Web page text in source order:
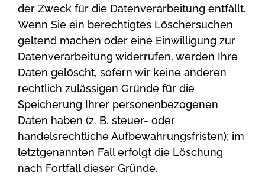
der Zweck für die Datenverarbeitung entfällt.
Wenn Sie ein berechtigtes Löschersuchen
geltend machen oder eine Einwilligung zur
Datenverarbeitung widerrufen, werden Ihre
Daten gelöscht, sofern wir keine anderen
rechtlich zulässigen Gründe für die
Speicherung Ihrer personenbezogenen
Daten haben (z. B. steuer- oder
handelsrechtliche Aufbewahrungsfristen); im
letztgenannten Fall erfolgt die Löschung
nach Fortfall dieser Gründe.